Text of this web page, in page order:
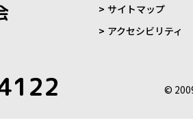
サイトマップ
アクセシビリティ
©